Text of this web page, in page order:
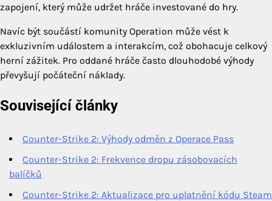
zapojení, který může udržet hráče investované do hry.
Navíc být součástí komunity Operation může vést k
exkluzivním událostem a interakcím, což obohacuje celkový
herní zážitek. Pro oddané hráče často dlouhodobé výhody
převyšují počáteční náklady.
Související články
Counter-Strike 2: Výhody odměn z Operace Pass
Counter-Strike 2: Frekvence dropu zásobovacích
balíčků
Counter-Strike 2: Aktualizace pro uplatnění kódu Steam